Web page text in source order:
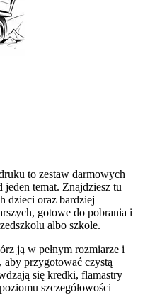
to zestaw darmowych
temat. Znajdziesz tu
dzieci oraz bardziej
gotowe do pobrania i
albo szkole.
ją w pełnym rozmiarze i
przygotować czystą
się kredki, flamastry
szczegółowości